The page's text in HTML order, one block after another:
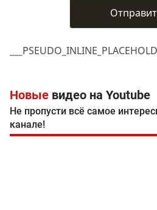
Новые видео на Youtube
Не пропусти всё самое
канале!